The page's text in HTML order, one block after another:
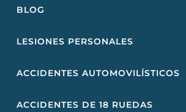
BLOG
LESIONES PERSONALES
ACCIDENTES AUTOMOVILÍSTICOS
ACCIDENTES DE 18 RUEDAS